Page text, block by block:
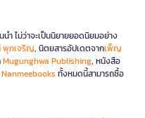
ำ ไม่ว่าจะเป็นนิยายยอดนิยมอย่าง
พุกเจริญ, นิตยสารอัปเดตจากเพ็ญ
Mugunghwa Publishing, หนังสือ
Nanmeebooks ทั้งหมดนี้สามารถซื้อ